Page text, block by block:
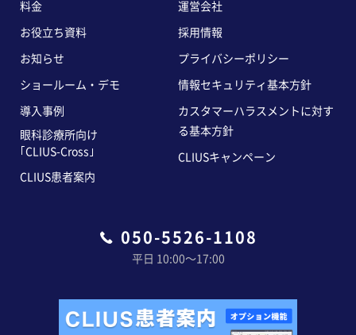
050-5526-1108
平日 10:00〜17:00
料金
お役立ち資料
お知らせ
ショールーム・デモ
導入事例
眼科診療所向け
｢CLIUS-Cross｣
CLIUS患者案内
運営会社
採用情報
プライバシーポリシー
情報セキュリティ基本方針
カスタマーハラスメントに対す
る基本方針
CLIUSキャンペーン